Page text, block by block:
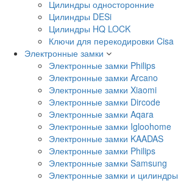
Цилиндры односторонние
Цилиндры DESi
Цилиндры HQ LOCK
Ключи для перекодировки Cisa
Электронные замки
Электронные замки Philips
Электронные замки Arcano
Электронные замки Xiaomi
Электронные замки Dircode
Электронные замки Aqara
Электронные замки Igloohome
Электронные замки KAADAS
Электронные замки Philips
Электронные замки Samsung
Электронные замки и цилиндры